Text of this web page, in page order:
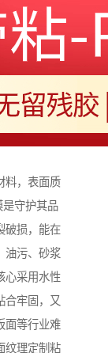
料，表面质
是守护其品
破损，能在
油污、砂浆
心采用水性
合牢固，又
面等行业难
纹理定制粘